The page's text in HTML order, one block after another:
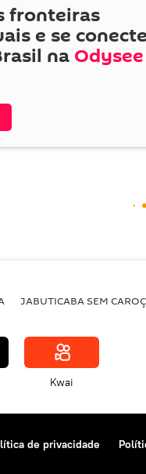
fronteiras
e se
na Odysee
JABUTICABA SEM
Kwai
de privacidade